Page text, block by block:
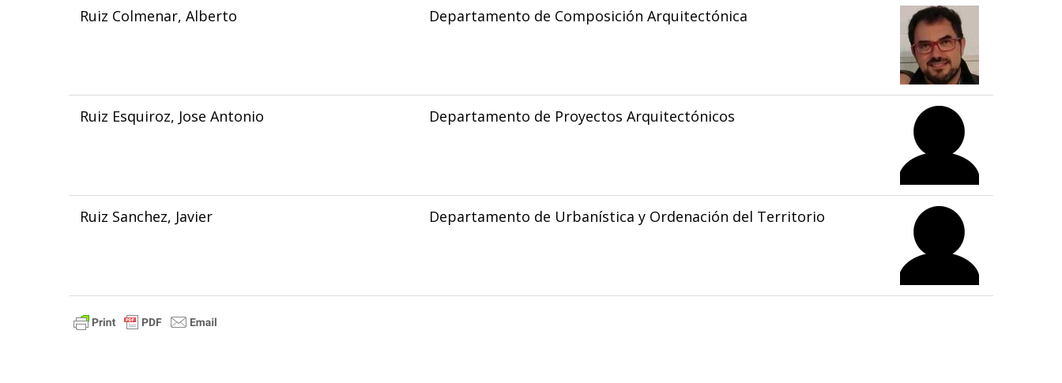
Ruiz Colmenar, Alberto Departamento de Composición Arquitectónica
Ruiz Esquiroz, Jose Antonio Departamento de Proyectos Arquitectónicos
Ruiz Sanchez, Javier Departamento de Urbanística y Ordenación del Territorio